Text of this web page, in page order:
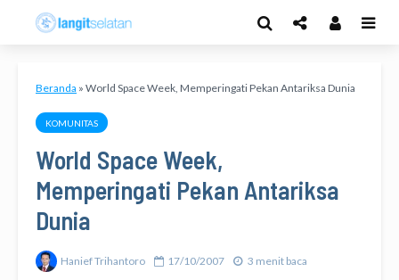
Beranda » World Space Week, Memperingati Pekan Antariksa Dunia
KOMUNITAS
World Space Week,
Memperingati Pekan Antariksa
Dunia
Hanief Trihantoro 17/10/2007 3 menit baca